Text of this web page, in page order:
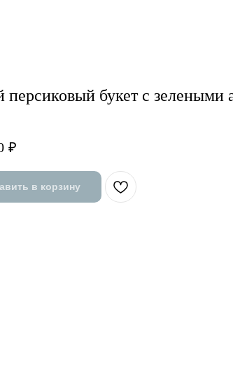
персиковый букет с зелеными
₽
в корзину